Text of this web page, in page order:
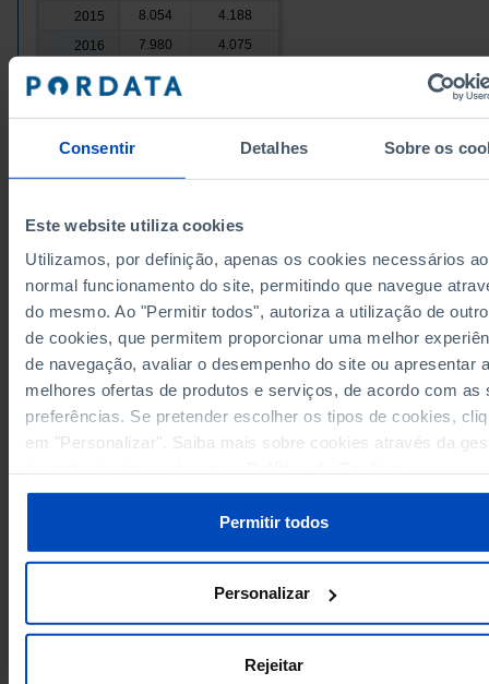
Consentir Detalhes Sobre os
Este website utiliza cookies
Utilizamos, por definição, apenas os cookies necessários ao
normal funcionamento do site, permitindo que navegue
do mesmo. Ao "Permitir todos", autoriza a utilização de
de cookies, que permitem proporcionar uma melhor
de navegação, avaliar o desempenho do site ou apresentar
melhores ofertas de produtos e serviços, de acordo com as
preferências. Se pretender escolher os tipos de cookies,
em "Personalizar". Saiba mais sobre cookies através da
Permitir todos
Personalizar
Rejeitar
2015
8.054
4.188
2016
7.980
4.075
2017
7.922
2022
7.608
3.875
6.856
2024
6.811
3.614
2025
6.780 3.501
Última actualização: 2026-05-29
RELACIONADOS
Embarcações de pesca: total e por classes de arqueação bruta em
A PORDATA É UM PROJETO DA FUNDAÇÃO FRANCISCO MANUEL DOS